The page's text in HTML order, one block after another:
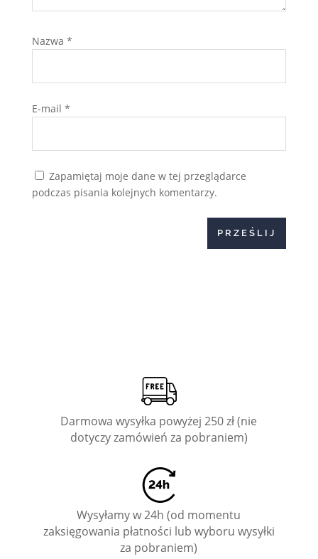
Nazwa *
E-mail *
Zapamiętaj moje dane w tej przeglądarce
podczas pisania kolejnych komentarzy.
PRZEŚLIJ
Darmowa wysyłka powyżej 250 zł (nie
dotyczy zamówień za pobraniem)
Wysyłamy w 24h (od momentu
zaksięgowania płatności lub wyboru wysyłki
za pobraniem)